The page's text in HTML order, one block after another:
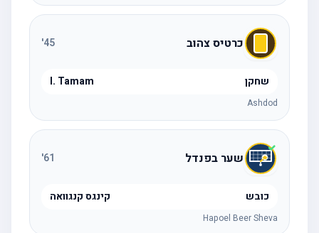
כרטיס צהוב 45
'
שחקן I. Tamam
Ashdod
שער בפנדל 61
'
כובש קינגס קנגוואה
Hapoel Beer Sheva